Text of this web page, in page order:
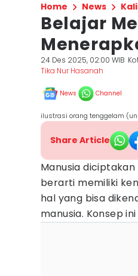
Home News
Belajar
24 Des 2025, 02:00 WIB
Tika Nur Hasanah
News Channel
ilustrasi orang tenggelam
Share Article
Manusia
berarti memiliki
hal yang bisa
manusia. Konsep